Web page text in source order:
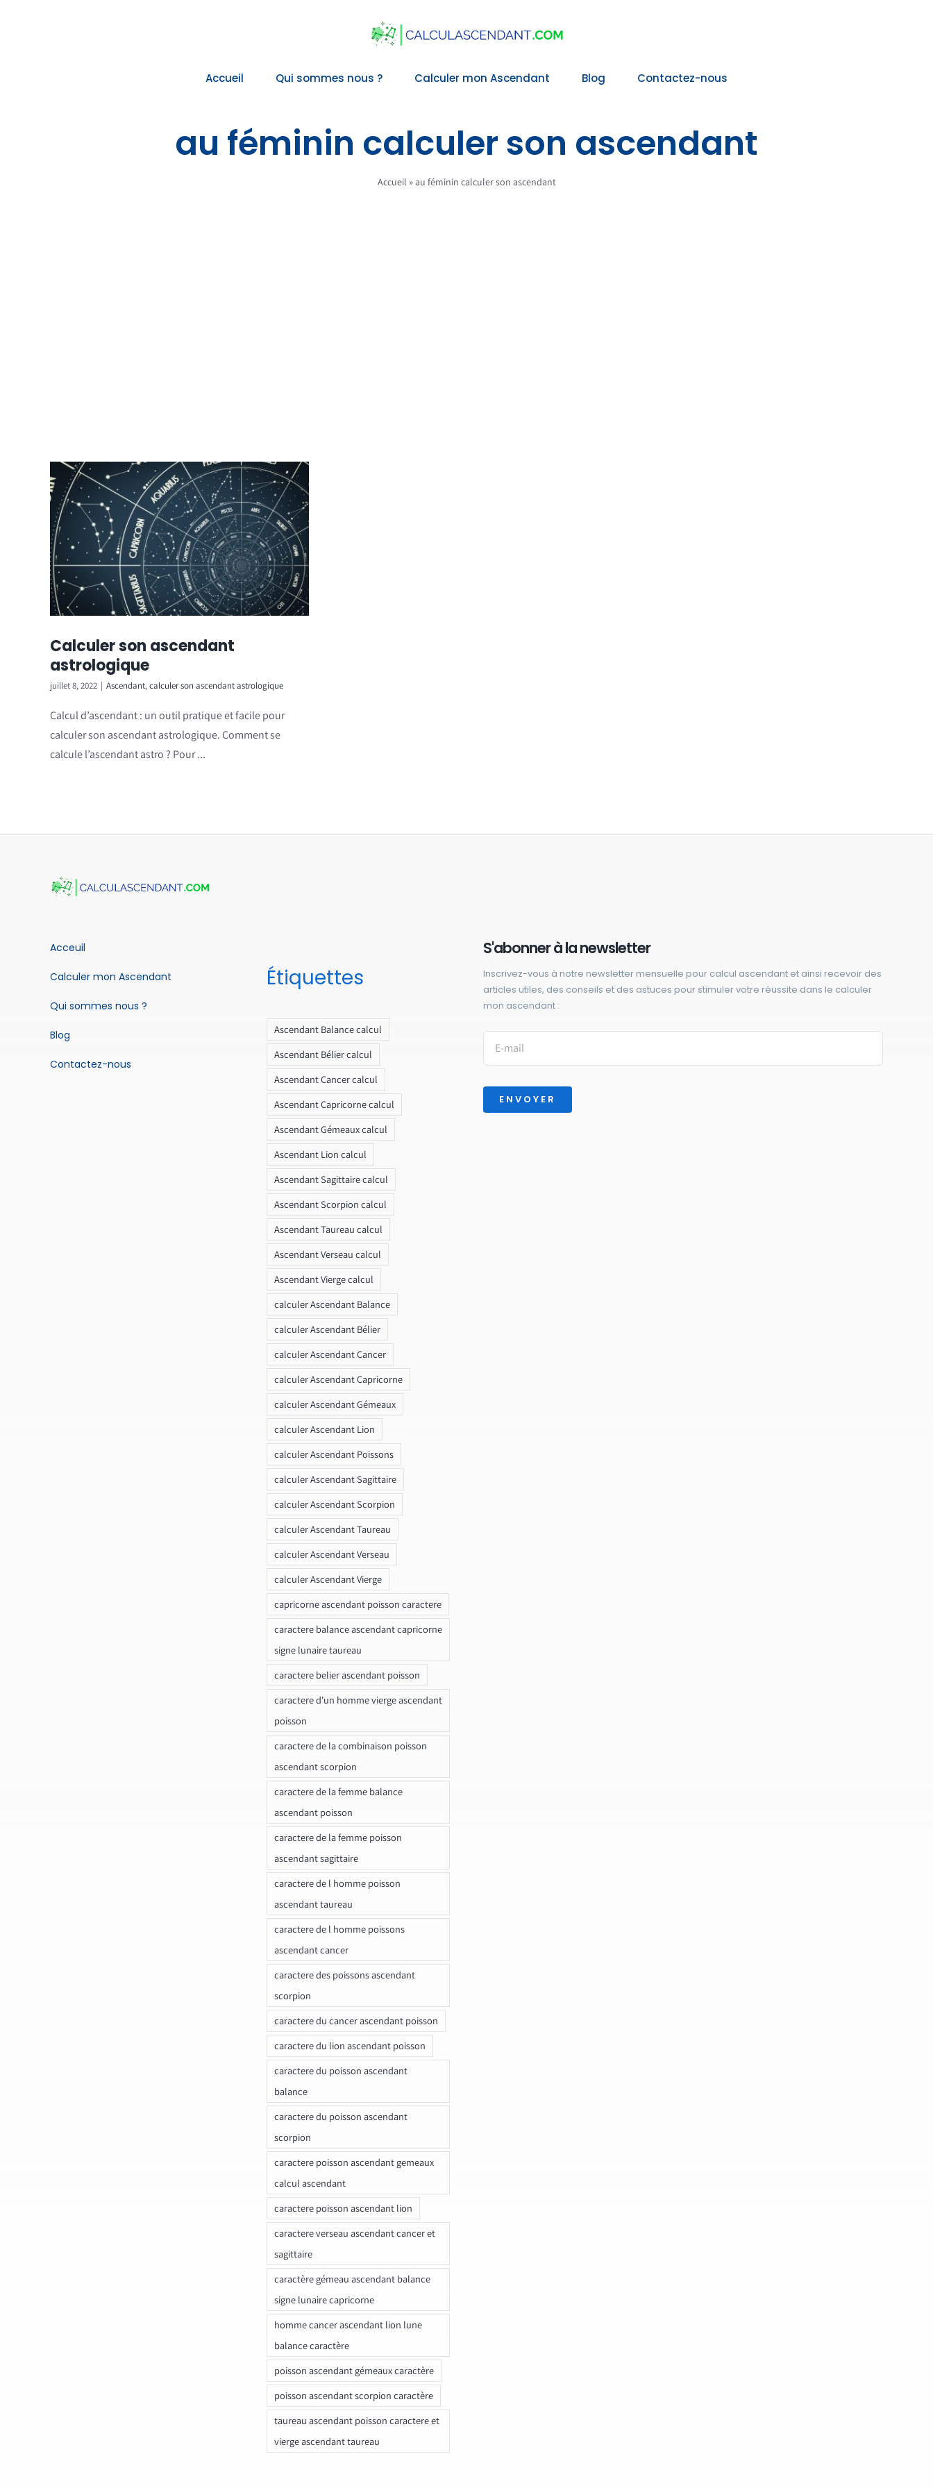
Accueil Qui sommes nous ? Calculer mon Ascendant Blog Contactez-nous
au féminin calculer son ascendant
Accueil »au féminin calculer son ascendant
Calculer son ascendant
astrologique
juillet 8, 2022 | Ascendant,calculer son ascendant astrologique
Calcul d’ascendant : un outil pratique et facile pour
calculer son ascendant astrologique. Comment se
calcule l’ascendant astro ? Pour ...
Acceuil
Calculer mon Ascendant
Qui sommes nous ?
Blog
Contactez-nous
Étiquettes
Ascendant Balance calcul
Ascendant Bélier calcul
Ascendant Cancer calcul
Ascendant Capricorne calcul
Ascendant Gémeaux calcul
Ascendant Lion calcul
Ascendant Sagittaire calcul
Ascendant Scorpion calcul
Ascendant Taureau calcul
Ascendant Verseau calcul
Ascendant Vierge calcul
calculer Ascendant Balance
calculer Ascendant Bélier
calculer Ascendant Cancer
calculer Ascendant Capricorne
calculer Ascendant Gémeaux
calculer Ascendant Lion
calculer Ascendant Poissons
calculer Ascendant Sagittaire
calculer Ascendant Scorpion
calculer Ascendant Taureau
calculer Ascendant Verseau
calculer Ascendant Vierge
capricorne ascendant poisson caractere
caractere balance ascendant capricorne
signe lunaire taureau
caractere belier ascendant poisson
caractere d'un homme vierge ascendant
poisson
caractere de la combinaison poisson
ascendant scorpion
caractere de la femme balance
ascendant poisson
caractere de la femme poisson
ascendant sagittaire
caractere de l homme poisson
ascendant taureau
caractere de l homme poissons
ascendant cancer
caractere des poissons ascendant
scorpion
caractere du cancer ascendant poisson
caractere du lion ascendant poisson
caractere du poisson ascendant
balance
caractere du poisson ascendant
scorpion
caractere poisson ascendant gemeaux
calcul ascendant
caractere poisson ascendant lion
caractere verseau ascendant cancer et
sagittaire
caractère gémeau ascendant balance
signe lunaire capricorne
homme cancer ascendant lion lune
balance caractère
poisson ascendant gémeaux caractère
poisson ascendant scorpion caractère
taureau ascendant poisson caractere et
vierge ascendant taureau
S'abonner à la newsletter
Inscrivez-vous à notre newsletter mensuelle pour calcul ascendant et ainsi recevoir des
articles utiles, des conseils et des astuces pour stimuler votre réussite dans le calculer
mon ascendant :
ENVOYER